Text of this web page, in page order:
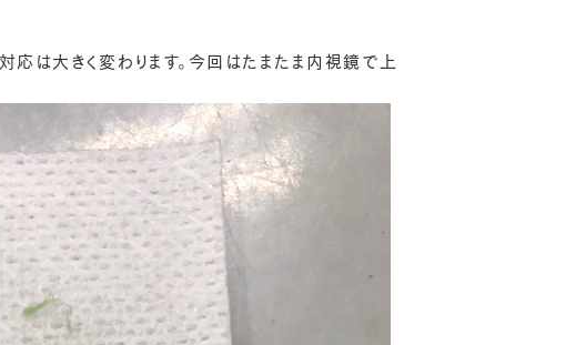
応は大きく変わります。今回はたまたま内視鏡で上